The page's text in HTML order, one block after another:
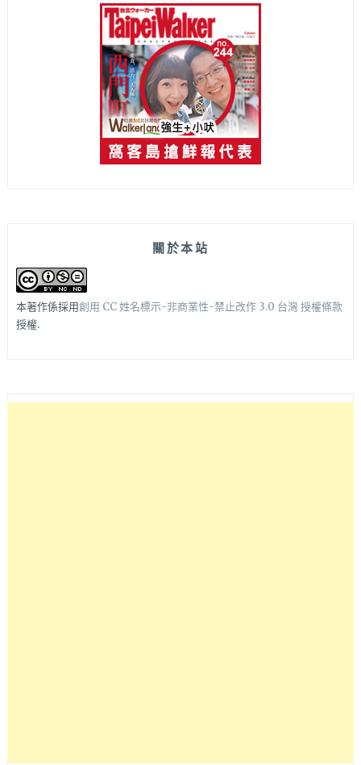
關於本站
本著作係採用創用 CC 姓名標示-非商業性-禁止改作 3.0 台灣 授權條款
授權.